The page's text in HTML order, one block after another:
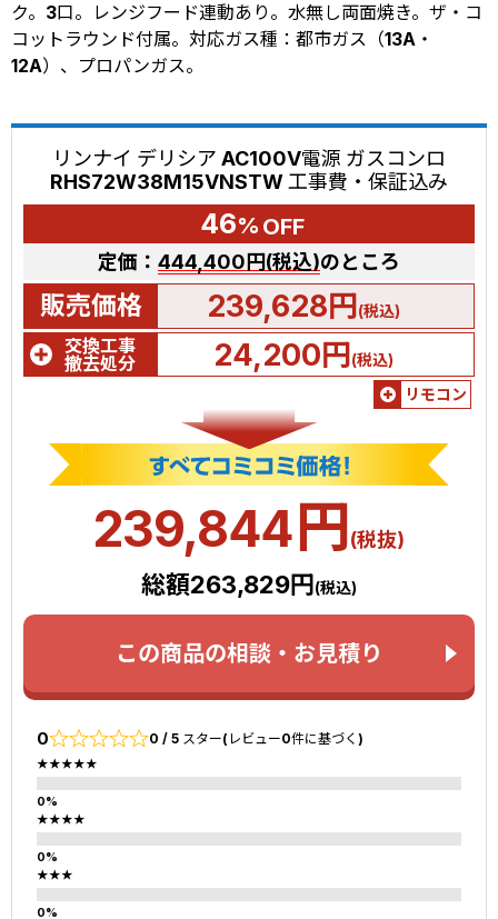
ク。3口。レンジフード連動あり。水無し両面焼き。ザ・コ
コットラウンド付属。対応ガス種：都市ガス（13A・
12A）、プロパンガス。
リンナイ デリシア AC100V電源 ガスコンロ
RHS72W38M15VNSTW 工事費・保証込み
46% OFF
定価： 444,400円(税込)のところ
販売価格 239,628円(税込)
交換工事
撤去処分
24,200円(税込)
リモコン
239,844円(税抜)
総額263,829円(税込)
この商品の相談・お見積り
0 0 / 5 スター(レビュー0件に基づく)
★★★★★
★★★★
★★★